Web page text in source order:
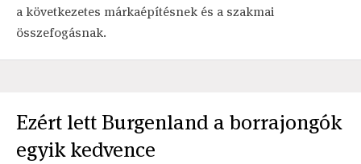
a következetes márkaépítésnek és a szakmai
összefogásnak.
Ezért lett Burgenland a borrajongók
egyik kedvence